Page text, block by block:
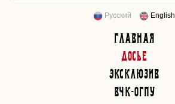
Русский English
Главная
Досье
Эксклюзив
ВЧК-ОГПУ